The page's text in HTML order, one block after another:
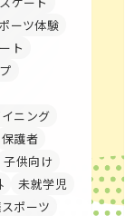
ーツ体験
ト
ニング
保護者
子供向け
未就学児
ポーツ